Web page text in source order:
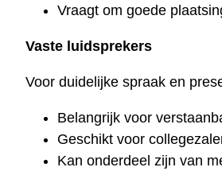
Vraagt om goede
Vaste luidsprekers
Voor duidelijke spraak en
Belangrijk voor
Geschikt voor
Kan onderdeel zijn van